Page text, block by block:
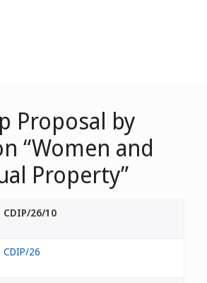
Proposal by
“Women and
Property”
CDIP/26/10
CDIP/26